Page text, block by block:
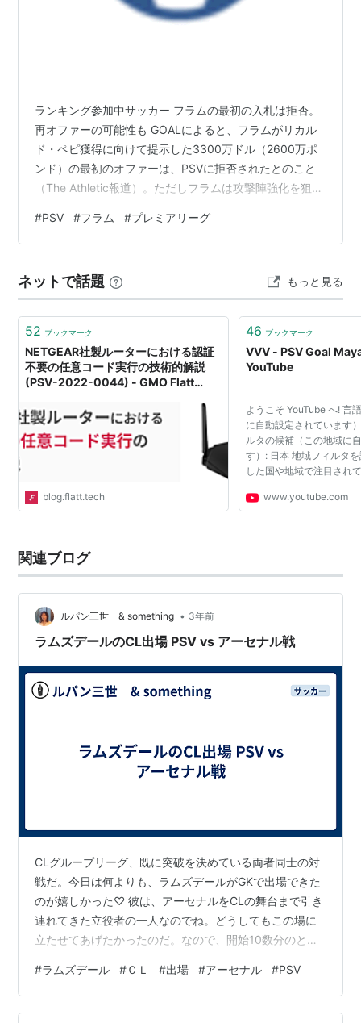
ランキング参加中サッカー フラムの最初の入札は拒否。
再オファーの可能性も GOALによると、フラムがリカル
ド・ペピ獲得に向けて提示した3300万ドル（2600万ポ
ンド）の最初のオファーは、PSVに拒否されたとのこと
（The Athletic報道）。ただしフラムは攻撃陣強化を狙っ
ます。Goal 好調の米国人FWに対するフラムのアプロー
チをPSVが拒否 PSVは今すぐ売る必要がなく、交渉面で
ム以外にも動向を見ているクラブがいる可能性に触れつ
つ、フラムの再提示があり得るとしています。Goalま
た、ペピ…
#PSV #フラム #プレミアリーグ
ネットで話題 もっと見る
52 ブックマーク
NETGEAR社製ルーターにおける認証
不要の任意コード実行の技術的解説
(PSV-2022-0044) - GMO Flatt
blog.flatt.tech
46 ブックマーク
VVV - PSV Goal
YouTube
ようこそ YouTube へ! 言
に自動設定されています
ルタの候補（この地域に
す）: 日本 地域フィルタ
した国や地域で注目され
回数の多い動画] などの
表示されます。これらの
www.youtube.com
関連ブログ
ルパン三世 & something • 3年前
ラムズデールのCL出場 PSV vs アーセナル戦
CLグループリーグ、既に突破を決めている両者同士の対
戦だ。今日は何よりも、ラムズデールがGKで出場できた
のが嬉しかった♡ 彼は、アーセナルをCLの舞台まで引き
連れてきた立役者の一人なのでね。どうしてもこの場に
立たせてあげたかったのだ。なので、開始10数分のとこ
ってしまったら辛過ぎる と心配した。アーセナルは他
に、セドリック、エルネニー、ネルソン、キヴィオルな
どがスタメンとしては珍しい面子だったが、大方の予想
#ラムズデール #ＣＬ #出場 #アーセナル #PSV